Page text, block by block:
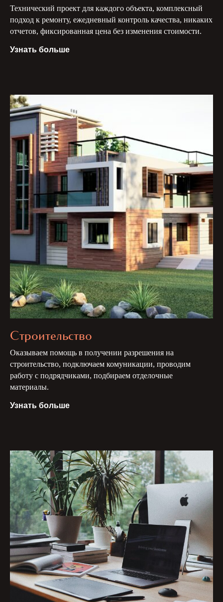
Технический проект для каждого объекта, комплексный
подход к ремонту, ежедневный контроль качества, никаких
отчетов, фиксированная цена без изменения стоимости.
Узнать больше
Строительство
Оказываем помощь в получении разрешения на
строительство, подключаем комуникации, проводим
работу с подрядчиками, подбираем отделочные
материалы.
Узнать больше